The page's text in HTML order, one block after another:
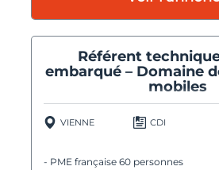
Référent
embarqué – Domaine
mobiles
VIENNE CDI
- PME française 60 personnes